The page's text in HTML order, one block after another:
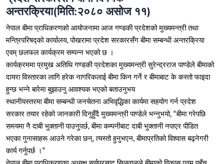
अन्तरक्रिया(मिति:२०८० असोज ११)
नेपाल बीमा प्राधिकरणको आयोजनामा आज गण्डकी प्रदेशको मुख्यमन्त्री तथा
मन्त्रिपरिषद्को कार्यालय, पोखरामा प्रदेश सरकारसँग बीमा सम्बन्धी अन्तरक्रिया
एवम् छलफल कार्यक्रम सम्पन्न भएको छ ।
कार्यक्रममा प्रमुख अतिथि गण्डकी प्रदेशका मुख्यमन्त्री सुरेन्द्रराज पाण्डेले बीमाको
दायरा विस्तारका लागि हरेक नागरिकलाई बीमा किन गर्ने र बीमाबाट के कस्तो फाइदा
हुन्छ भन्ने बारेमा बुझाउनु आवश्यक भएको बताउनुभय
स्थानीयस्तरमा बीमा सम्बन्धी जनचेतना अभिवृद्धिका कार्यमा सहयोग गर्न प्रदेश
सरकार तयार रहेको जानकारी दिनुहुँदै मुख्यमन्त्री पाण्डेले भन्नुभयो, “बीमा गरेपछि
समयमा नै दाबी भुक्तानी पाउनुपर्छ, बीमा कम्पनीबाट दाबी भुक्तानी नपाएर पीडित
भएका गुनासाहरू आउने गरेका छन्, त्यस्तो हुनुभएन, बीमाप्रतिको विश्वास बढ्नेगरी
कार्य गर्नुपर्छ ।”